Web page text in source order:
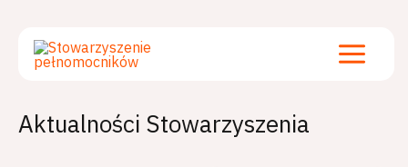
treści
Menu
Aktualności Stowarzyszenia